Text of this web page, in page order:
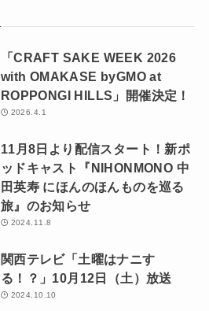
「CRAFT SAKE WEEK 2026
with OMAKASE byGMO at
ROPPONGI HILLS」開催決定！
2026.4.1
11月8日より配信スタート！新ポ
ッドキャスト『NIHONMONO 中
田英寿 にほんのほんものを巡る
旅』のお知らせ
2024.11.8
関西テレビ「土曜はナニす
る！？」10月12日（土）放送
2024.10.10